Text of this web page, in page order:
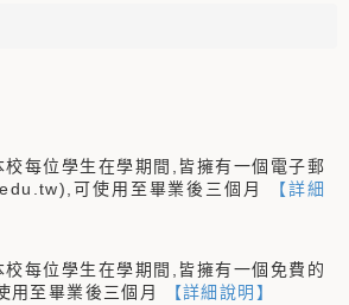
校每位學生在學期間,皆擁有一個電子郵
可使用至畢業後三個月
【詳細
校每位學生在學期間,皆擁有一個免費的
用至畢業後三個月
【詳細說明】